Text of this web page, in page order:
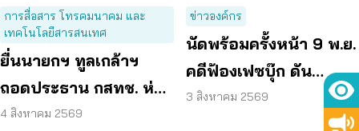
การสื่อสาร โทรคมนาคม และ
เทคโนโลยีสารสนเทศ
ยื่นนายกฯ ทูลเกล้าฯ
ถอดประธาน กสทช. ห่วง
คุ้มครองผู้บริโภคสะดุด
4 สิงหาคม 2569
ข่าวองค์กร
นัดพร้อมครั้งหน้า 9 พ.ย.
คดีฟ้องเฟซบุ๊ก ดัน
แพลตฟอร์มร่วมรับผิด
3 สิงหาคม 2569